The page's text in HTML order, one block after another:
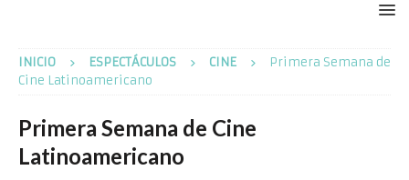
INICIO ESPECTÁCULOS CINE
Primera Semana de
Cine Latinoamericano
Primera Semana de Cine
Latinoamericano